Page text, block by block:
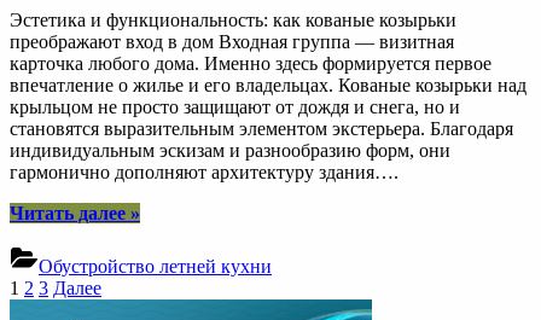
Эстетика и функциональность: как кованые козырьки
преображают вход в дом Входная группа — визитная
карточка любого дома. Именно здесь формируется первое
впечатление о жилье и его владельцах. Кованые козырьки над
крыльцом не просто защищают от дождя и снега, но и
становятся выразительным элементом экстерьера. Благодаря
индивидуальным эскизам и разнообразию форм, они
гармонично дополняют архитектуру здания….
Читать далее“Кованые
крыльцом:
сочетание
»
Обустройство летней кухни
Пагинация
1 2 3 Далее